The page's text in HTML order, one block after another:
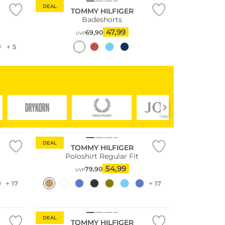
+ 5
DEAL
TOMMY HILFIGER
Badeshorts
UVP69,90 47,99
+ 17
DEAL
Nachhaltig
TOMMY HILFIGER
Poloshirt Regular Fit
UVP79,90 54,99
+ 17
DEAL
TOMMY HILFIGER